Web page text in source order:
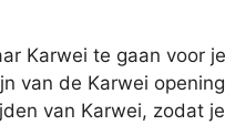
Karwei te gaan voor
van de Karwei
van Karwei, zodat